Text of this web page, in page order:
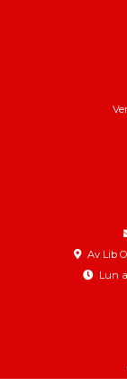
Av Lib
Lun a